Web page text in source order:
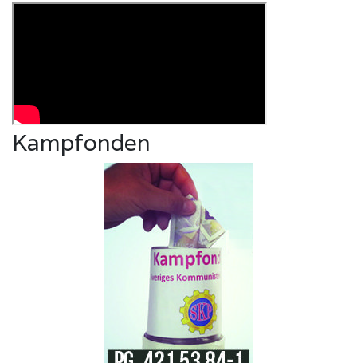
Kampfonden